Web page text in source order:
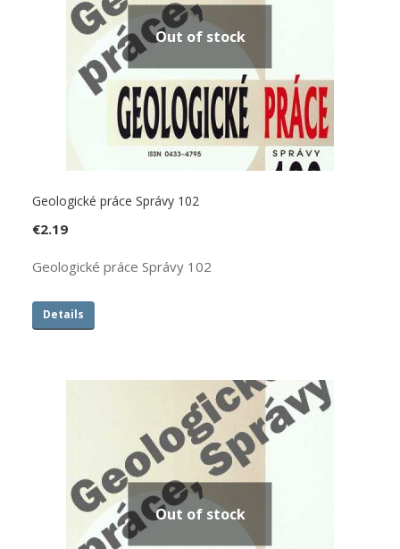
Out of stock
Geologické práce Správy 102
€2.19
Geologické práce Správy 102
Details
Out of stock